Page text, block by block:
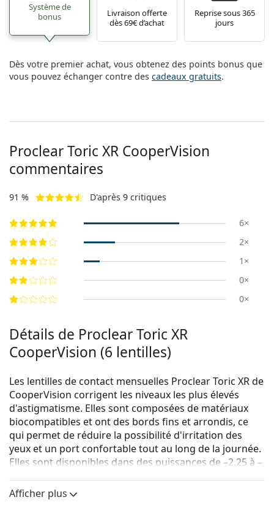
Système de
bonus
Livraison offerte
dès 69€ d’achat
Reprise sous 365
jours
Dès votre premier achat, vous obtenez des points bonus que
vous pouvez échanger contre des cadeaux gratuits.
Proclear Toric XR CooperVision
commentaires
91 % D'après 9 critiques
6×
2×
1×
0×
0×
Détails de Proclear Toric XR
CooperVision (6 lentilles)
Les lentilles de contact mensuelles Proclear Toric XR de
CooperVision corrigent les niveaux les plus élevés
d'astigmatisme. Elles sont composées de matériaux
biocompatibles et ont des bords fins et arrondis, ce
qui permet de réduire la possibilité d'irritation des
yeux et un port confortable tout au long de la journée.
Elles sont disponibles dans des puissances de –2.25 à –
hydrogel très léger de ces lentilles les rendent
facilement endommageables. Faites attention, s' il
Afficher plus